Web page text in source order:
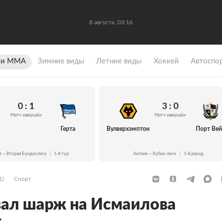
8 августа, 03:16
и ММА Зимние виды Летние виды Хоккей
0 : 1
Матч завершён
Герта
— Вторая Бундеслига 1-й тур
Вулверхэмптон
3 : 0
Матч завершён
Порт
Англия — Кубок лиги 1-й раунд
Спорт
шарж на Исмаилова